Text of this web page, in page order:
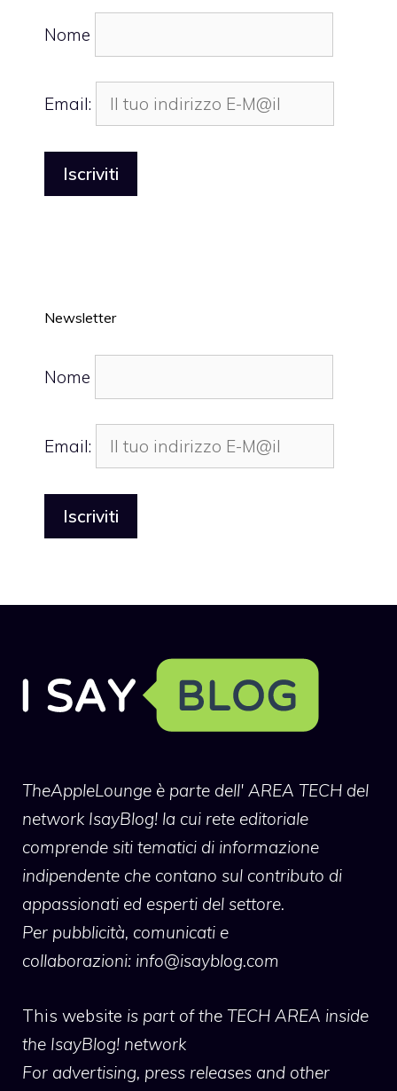
Nome
Email:
Newsletter
Nome
Email:
TheAppleLounge è parte dell' AREA TECH del
network IsayBlog! la cui rete editoriale
comprende siti tematici di informazione
indipendente che contano sul contributo di
appassionati ed esperti del settore.
Per pubblicità, comunicati e
collaborazioni: info@isayblog.com
This website is part of the TECH AREA inside
the IsayBlog! network
For advertising, press releases and other